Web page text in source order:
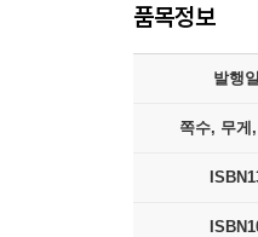
품목정보
발행일
쪽수, 무게,